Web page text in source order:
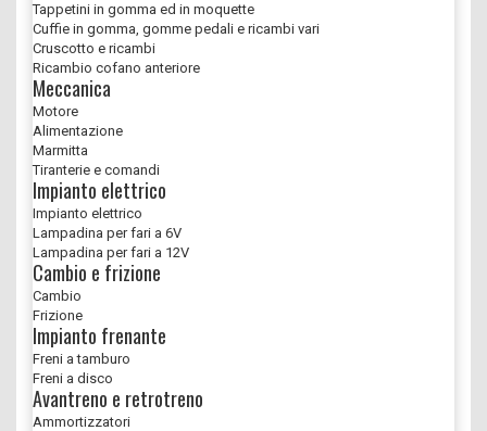
Tappetini in gomma ed in moquette
Cuffie in gomma, gomme pedali e ricambi vari
Cruscotto e ricambi
Ricambio cofano anteriore
Meccanica
Motore
Alimentazione
Marmitta
Tiranterie e comandi
Impianto elettrico
Impianto elettrico
Lampadina per fari a 6V
Lampadina per fari a 12V
Cambio e frizione
Cambio
Frizione
Impianto frenante
Freni a tamburo
Freni a disco
Avantreno e retrotreno
Ammortizzatori